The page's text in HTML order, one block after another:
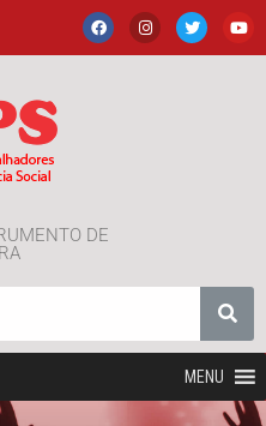
DE
MENU